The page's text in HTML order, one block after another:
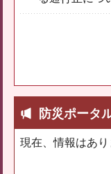
防災ポータ
現在、情報はあり